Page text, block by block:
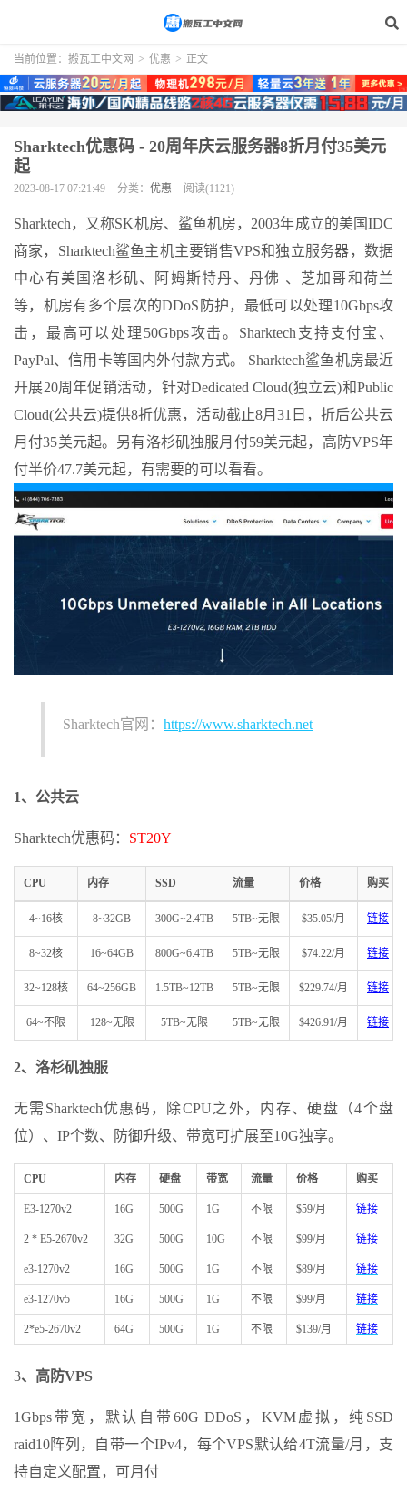
当前位置： 搬瓦工中文网 > 优惠 > 正文
Sharktech优惠码 - 20周年庆云服务器8折月付35美元
起
2023-08-17 07:21:49 分类： 优惠 阅读(1121)
Sharktech，又称SK机房、鲨鱼机房，2003年成立的美国IDC
商家，Sharktech鲨鱼主机主要销售VPS和独立服务器，数据
中心有美国洛杉矶、阿姆斯特丹、丹佛 、芝加哥和荷兰
等，机房有多个层次的DDoS防护，最低可以处理10Gbps攻
击，最高可以处理50Gbps攻击。Sharktech支持支付宝、
PayPal、信用卡等国内外付款方式。 Sharktech鲨鱼机房最近
开展20周年促销活动，针对Dedicated Cloud(独立云)和Public
Cloud(公共云)提供8折优惠，活动截止8月31日，折后公共云
月付35美元起。另有洛杉矶独服月付59美元起，高防VPS年
付半价47.7美元起，有需要的可以看看。
Sharktech官网： https://www.sharktech.net
1、公共云
Sharktech优惠码： ST20Y
CPU 内存 SSD 流量 价格 购买
4~16核 8~32GB 300G~2.4TB 5TB~无限 $35.05/月 链接
8~32核 16~64GB 800G~6.4TB 5TB~无限 $74.22/月 链接
32~128核 64~256GB 1.5TB~12TB 5TB~无限 $229.74/月 链接
64~不限 128~无限 5TB~无限 5TB~无限 $426.91/月 链接
2、 洛杉矶独服
无需Sharktech优惠码，除CPU之外，内存、硬盘（4个盘
位）、IP个数、防御升级、带宽可扩展至10G独享。
CPU 内存 硬盘 带宽 流量 价格 购买
E3-1270v2 16G 500G 1G 不限 $59/月 链接
2 * E5-2670v2 32G 500G 10G 不限 $99/月 链接
e3-1270v2 16G 500G 1G 不限 $89/月 链接
e3-1270v5 16G 500G 1G 不限 $99/月 链接
2*e5-2670v2 64G 500G 1G 不限 $139/月 链接
3、高防VPS
1Gbps带宽，默认自带60G DDoS，KVM虚拟，纯SSD
raid10阵列，自带一个IPv4，每个VPS默认给4T流量/月，支
持自定义配置，可月付